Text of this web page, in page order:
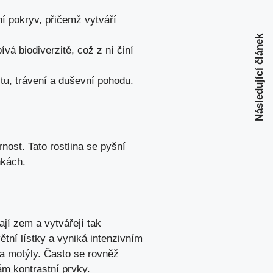
pokryv, přičemž vytváří
biodiverzitě, což z ní činí
trávení a duševní pohodu.
Tato rostlina se pyšní
zem a vytvářejí tak
lístky a vyniká intenzivním
motýly. Často se rovněž
kontrastní prvky.
Následující článek